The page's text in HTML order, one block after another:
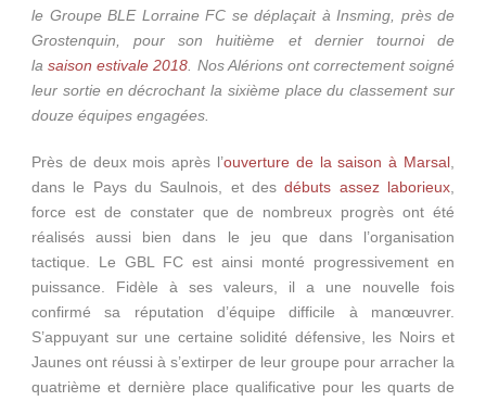
le Groupe BLE Lorraine FC se déplaçait à Insming, près de
Grostenquin, pour son huitième et dernier tournoi de
lasaison estivale 2018 . Nos Alérions ont correctement soigné
leur sortie en décrochant la sixième place du classement sur
douze équipes engagées.
Près de deux mois après l’ouverture de la saison à Marsal
dans le Pays du Saulnois, et desdébuts assez laborieux
force est de constater que de nombreux progrès ont été
réalisés aussi bien dans le jeu que dans l’organisation
tactique. Le GBL FC est ainsi monté progressivement en
puissance. Fidèle à ses valeurs, il a une nouvelle fois
confirmé sa réputation d’équipe difficile à manœuvrer.
S’appuyant sur une certaine solidité défensive, les Noirs et
Jaunes ont réussi à s’extirper de leur groupe pour arracher la
quatrième et dernière place qualificative pour les quarts de